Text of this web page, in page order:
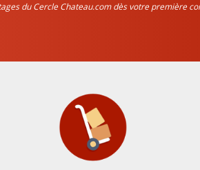
du Cercle Chateau.com dès votre première